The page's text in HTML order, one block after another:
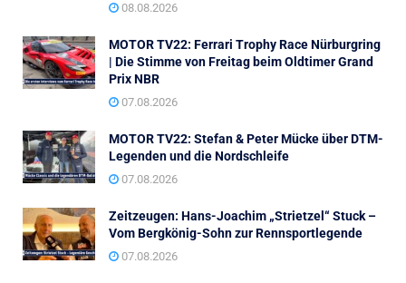
08.08.2026
MOTOR TV22: Ferrari Trophy Race Nürburgring
| Die Stimme von Freitag beim Oldtimer Grand
Prix NBR
07.08.2026
MOTOR TV22: Stefan & Peter Mücke über DTM-
Legenden und die Nordschleife
07.08.2026
Zeitzeugen: Hans-Joachim „Strietzel“ Stuck –
Vom Bergkönig-Sohn zur Rennsportlegende
07.08.2026